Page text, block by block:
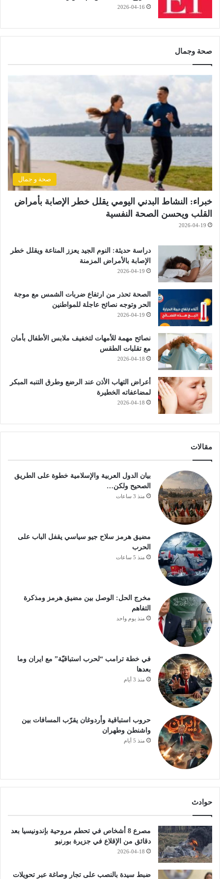
2026-04-16
صحة وجمال
صحة و جمال
خبراء: النشاط البدني اليومي يقلل خطر الإصابة بأمراض
القلب ويحسن الصحة النفسية
2026-04-19
دراسة حديثة: النوم الجيد يعزز المناعة ويقلل خطر
الإصابة بالأمراض المزمنة
2026-04-19
الصحة تحذر من ارتفاع ضربات الشمس مع موجة
الحر وتوجه نصائح عاجلة للمواطنين
2026-04-19
نصائح مهمة للأمهات لتخفيف ملابس الأطفال بأمان
مع تقلبات الطقس
2026-04-18
أعراض التهاب الأذن عند الرضع وطرق التنبه المبكر
لمضاعفاته الخطيرة
2026-04-18
مقالات
بيان الدول العربية والإسلامية خطوة على الطريق
الصحيح ولكن…
منذ 3 ساعات
مضيق هرمز سلاح جيو سياسي يقفل الباب على
الحرب
منذ 5 ساعات
مخرج الحل: الوصل بين مضيق هرمز ومذكرة
التفاهم
منذ يوم واحد
في خطة ترامب “لحرب استباقيّة” مع ايران وما
بعدها
منذ 3 أيام
حروب استباقية وأردوغان يقرّب المسافات بين
واشنطن وطهران
منذ 5 أيام
حوادث
مصرع 8 أشخاص في تحطم مروحية بإندونيسيا بعد
دقائق من الإقلاع في جزيرة بورنيو
2026-04-18
ضبط سيدة بالنصب على تجار وصاغة عبر تحويلات